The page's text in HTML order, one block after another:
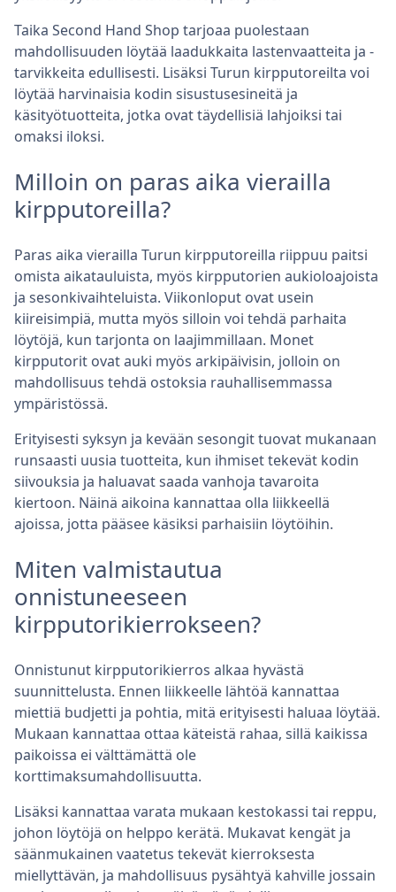
Taika Second Hand Shop tarjoaa puolestaan
mahdollisuuden löytää laadukkaita lastenvaatteita ja -
tarvikkeita edullisesti. Lisäksi Turun kirpputoreilta voi
löytää harvinaisia kodin sisustusesineitä ja
käsityötuotteita, jotka ovat täydellisiä lahjoiksi tai
omaksi iloksi.
Milloin on paras aika vierailla
kirpputoreilla?
Paras aika vierailla Turun kirpputoreilla riippuu paitsi
omista aikatauluista, myös kirpputorien aukioloajoista
ja sesonkivaihteluista. Viikonloput ovat usein
kiireisimpiä, mutta myös silloin voi tehdä parhaita
löytöjä, kun tarjonta on laajimmillaan. Monet
kirpputorit ovat auki myös arkipäivisin, jolloin on
mahdollisuus tehdä ostoksia rauhallisemmassa
ympäristössä.
Erityisesti syksyn ja kevään sesongit tuovat mukanaan
runsaasti uusia tuotteita, kun ihmiset tekevät kodin
siivouksia ja haluavat saada vanhoja tavaroita
kiertoon. Näinä aikoina kannattaa olla liikkeellä
ajoissa, jotta pääsee käsiksi parhaisiin löytöihin.
Miten valmistautua
onnistuneeseen
kirpputorikierrokseen?
Onnistunut kirpputorikierros alkaa hyvästä
suunnittelusta. Ennen liikkeelle lähtöä kannattaa
miettiä budjetti ja pohtia, mitä erityisesti haluaa löytää.
Mukaan kannattaa ottaa käteistä rahaa, sillä kaikissa
paikoissa ei välttämättä ole
korttimaksumahdollisuutta.
Lisäksi kannattaa varata mukaan kestokassi tai reppu,
johon löytöjä on helppo kerätä. Mukavat kengät ja
säänmukainen vaatetus tekevät kierroksesta
miellyttävän, ja mahdollisuus pysähtyä kahville jossain